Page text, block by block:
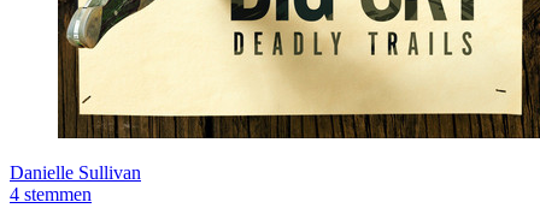
Danielle Sullivan
4 stemmen